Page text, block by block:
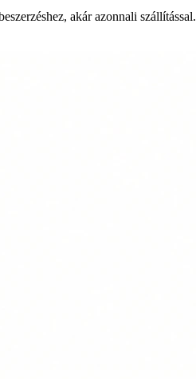
akár azonnali szállítással.